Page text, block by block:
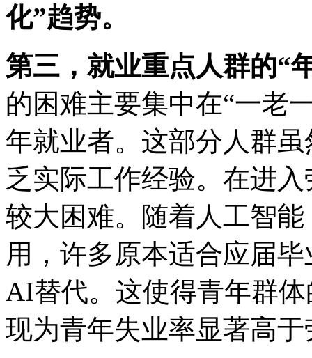
化”趋势。
第三，就业重点人群的“
的困难主要集中在“一老
年就业者。这部分人群
乏实际工作经验。在进
较大困难。随着人工智
用，许多原本适合应届
AI替代。这使得青年群
现为青年失业率显著高